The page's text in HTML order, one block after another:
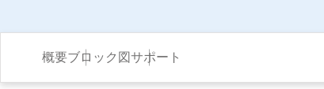
ず
概要ブロック図サポート